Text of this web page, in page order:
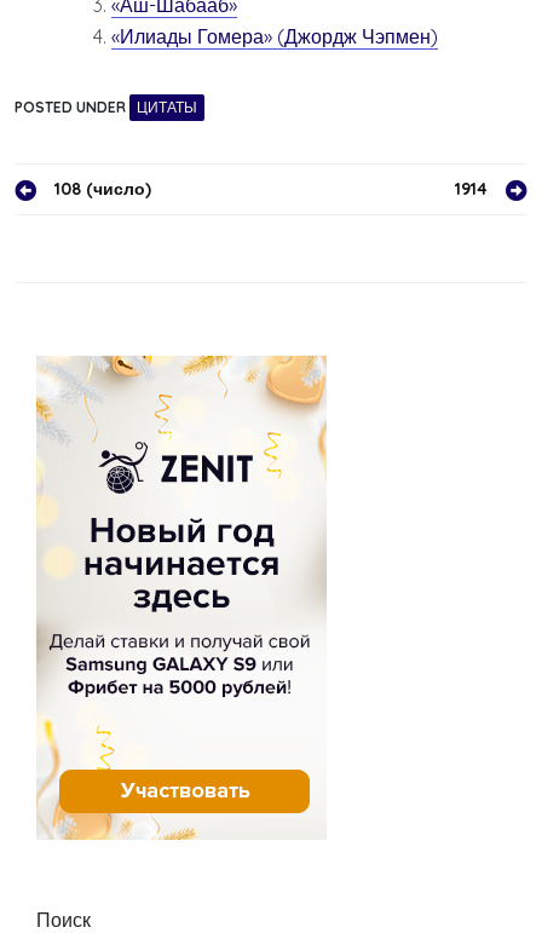
«Аш-Шабааб»
«Илиады Гомера» (Джордж Чэпмен)
POSTED UNDER ЦИТАТЫ
Навигация
108 (число) 1914
Поиск